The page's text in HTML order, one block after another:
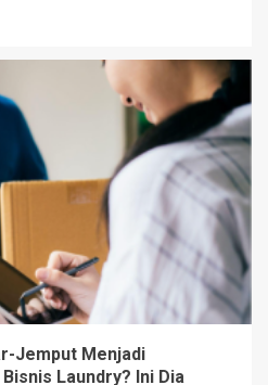
Jemput Menjadi
Laundry? Ini Dia